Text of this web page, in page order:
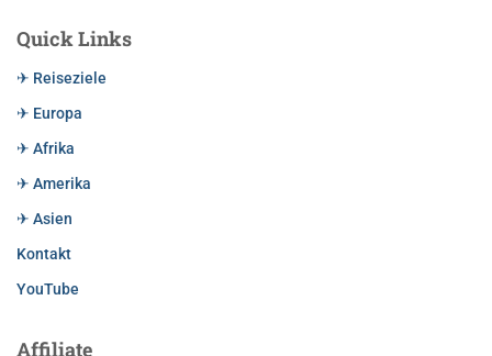
Quick Links
✈ Reiseziele
✈ Europa
✈ Afrika
✈ Amerika
✈ Asien
Kontakt
YouTube
Affiliate